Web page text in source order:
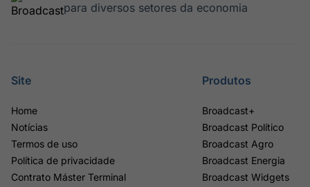
para diversos setores da economia
Site
Home
Notícias
Termos de uso
Política de privacidade
Contrato Máster Terminal
Produtos
Broadcast+
Broadcast Político
Broadcast Agro
Broadcast Energia
Broadcast Widgets